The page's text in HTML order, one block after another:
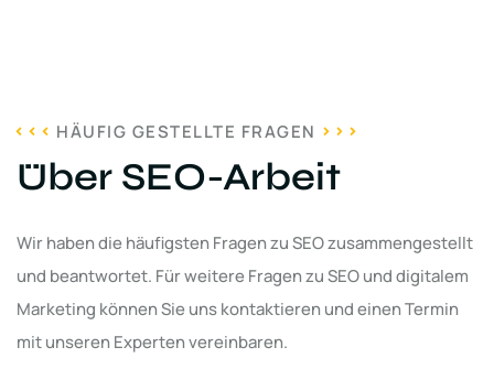
HÄUFIG GESTELLTE FRAGEN
Über SEO-Arbeit
Wir haben die häufigsten Fragen zu SEO zusammengestellt
und beantwortet. Für weitere Fragen zu SEO und digitalem
Marketing können Sie uns kontaktieren und einen Termin
mit unseren Experten vereinbaren.